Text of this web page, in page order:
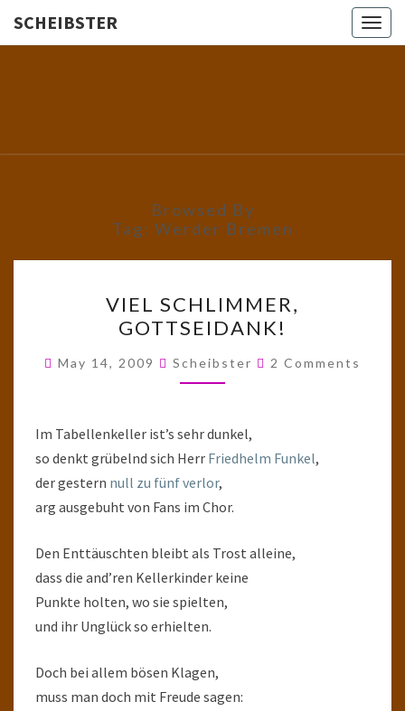
SCHEIBSTER
School!
Browsed By
Tag: Werder Bremen
SCHLIMMER,
GOTTSEIDANK!
VIEL SCHLIMMER,
GOTTSEIDANK!
May 14, 2009 Scheibster Comments
2 Comments
Im Tabellenkeller ist’s sehr dunkel,
so denkt grübelnd sich Herr Friedhelm Funkel,
der gestern null zu fünf verlor,
arg ausgebuht von Fans im Chor.
Den Enttäuschten bleibt als Trost alleine,
dass die and’ren Kellerkinder keine
Punkte holten, wo sie spielten,
und ihr Unglück so erhielten.
Doch bei allem bösen Klagen,
muss man doch mit Freude sagen: